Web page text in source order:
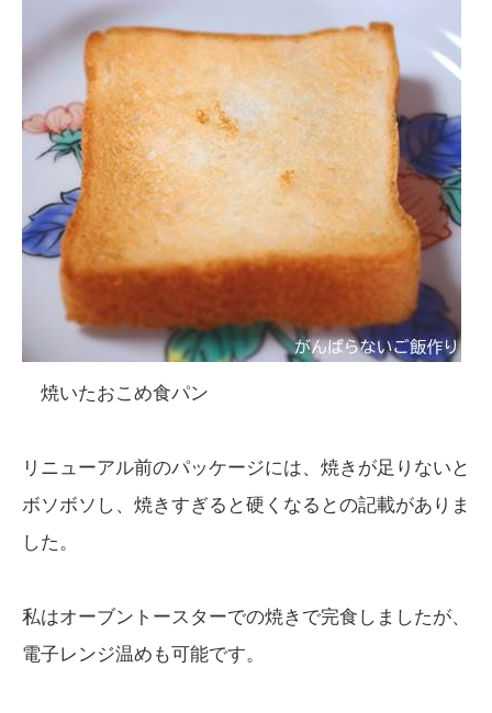
焼いたおこめ食パン
リニューアル前のパッケージには、焼きが足りないと
ボソボソし、焼きすぎると硬くなるとの記載がありま
した。
私はオーブントースターでの焼きで完食しましたが、
電子レンジ温めも可能です。